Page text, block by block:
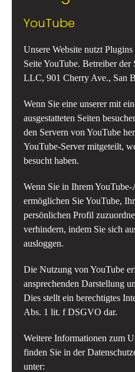
YouTube
Unsere Website nutzt
Seite YouTube. Betreiber der
LLC, 901 Cherry Ave., San
Wenn Sie eine unserer mit
ausgestatteten Seiten
den Servern von YouTube
YouTube-Server mitgeteilt,
besucht haben.
Wenn Sie in Ihrem
ermöglichen Sie YouTube,
persönlichen Profil
verhindern, indem Sie sich
ausloggen.
Die Nutzung von YouTube
ansprechenden Darstellung
Dies stellt ein berechtigtes
Abs. 1 lit. f DSGVO dar.
Weitere Informationen zum
finden Sie in der
unter: